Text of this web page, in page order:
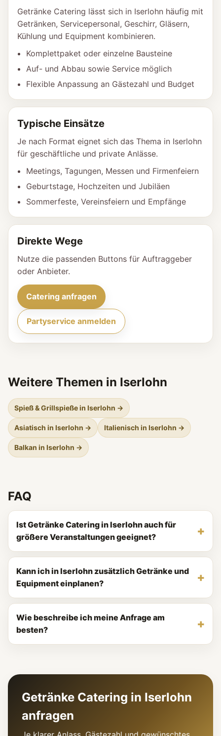
Getränke Catering lässt sich in Iserlohn häufig mit
Getränken, Servicepersonal, Geschirr, Gläsern,
Kühlung und Equipment kombinieren.
Komplettpaket oder einzelne Bausteine
Auf- und Abbau sowie Service möglich
Flexible Anpassung an Gästezahl und Budget
Typische Einsätze
Je nach Format eignet sich das Thema in Iserlohn
für geschäftliche und private Anlässe.
Meetings, Tagungen, Messen und Firmenfeiern
Geburtstage, Hochzeiten und Jubiläen
Sommerfeste, Vereinsfeiern und Empfänge
Direkte Wege
Nutze die passenden Buttons für Auftraggeber
oder Anbieter.
Catering anfragen
Partyservice anmelden
Weitere Themen in Iserlohn
Spieß & Grillspieße in Iserlohn →
Asiatisch in Iserlohn → Italienisch in Iserlohn →
Balkan in Iserlohn →
FAQ
Ist Getränke Catering in Iserlohn auch für
größere Veranstaltungen geeignet?
Kann ich in Iserlohn zusätzlich Getränke und
Equipment einplanen?
Wie beschreibe ich meine Anfrage am
besten?
Getränke Catering in Iserlohn
anfragen